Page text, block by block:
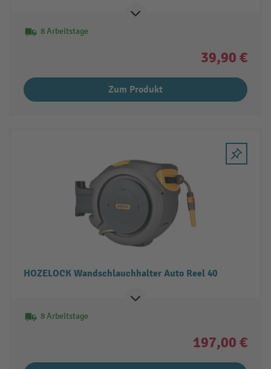
8 Arbeitstage
39,90 €
Zum Produkt
HOZELOCK Wandschlauchhalter Auto Reel 40
8 Arbeitstage
197,00 €